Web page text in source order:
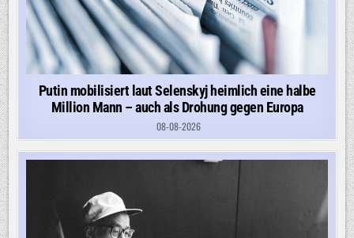
Putin mobilisiert laut Selenskyj heimlich eine halbe
Million Mann – auch als Drohung gegen Europa
08-08-2026